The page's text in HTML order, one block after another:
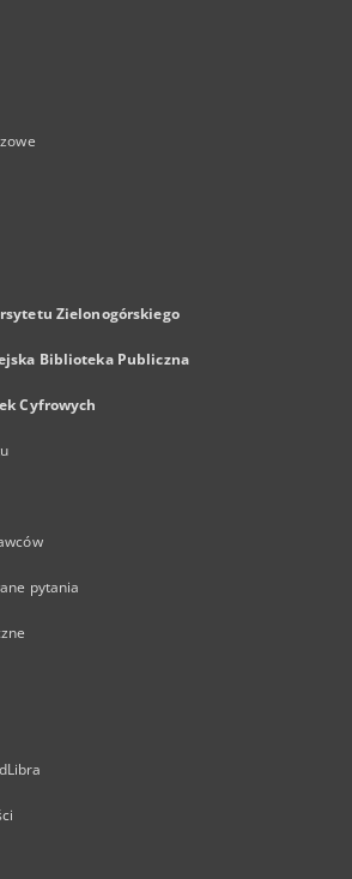
Zielonogórskiego
Biblioteka Publiczna
Cyfrowych
pytania